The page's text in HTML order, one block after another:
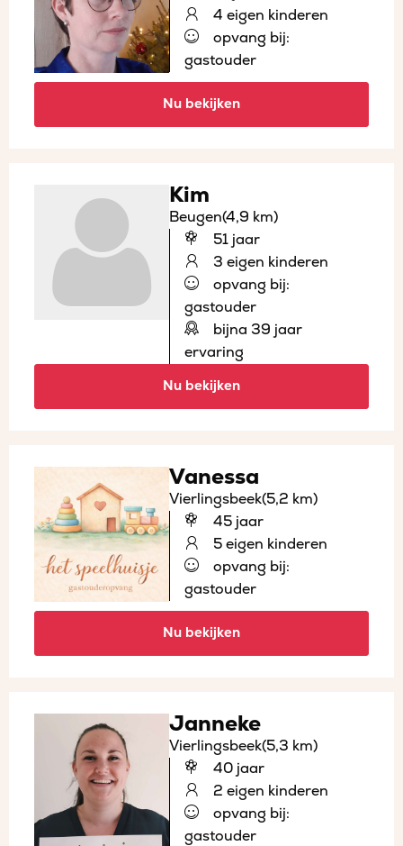
4 eigen kinderen
opvang bij:
gastouder
Nu bekijken
Kim
Beugen(4,9 km)
51 jaar
3 eigen kinderen
opvang bij:
gastouder
bijna 39 jaar
ervaring
Nu bekijken
Vanessa
Vierlingsbeek(5,2 km)
45 jaar
5 eigen kinderen
opvang bij:
gastouder
Nu bekijken
Janneke
Vierlingsbeek(5,3 km)
40 jaar
2 eigen kinderen
opvang bij:
gastouder